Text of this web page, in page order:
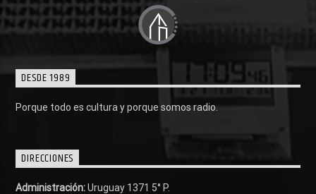
DESDE 1989
Porque todo es cultura y porque somos radio.
DIRECCIONES
Administración:Uruguay 1371 5° P.